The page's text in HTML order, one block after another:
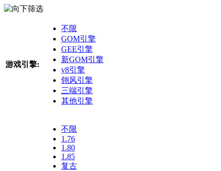
筛选
游戏引擎:
不限
GOM引擎
GEE引擎
新GOM引擎
v8引擎
翎风引擎
三端引擎
其他引擎
不限
1.76
1.80
1.85
复古